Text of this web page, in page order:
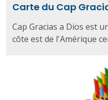
Carte du Cap
Cap Gracias a Dios est
côte est de l'Amérique